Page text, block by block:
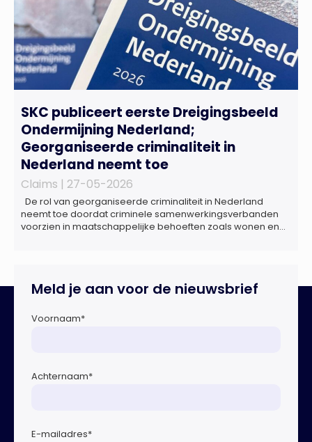
SKC publiceert eerste Dreigingsbeeld
Ondermijning Nederland;
Georganiseerde criminaliteit in
Nederland neemt toe
Claims | 27-05-2026
De rol van georganiseerde criminaliteit in Nederland
neemt toe doordat criminele samenwerkingsverbanden
voorzien in maatschappelijke behoeften zoals wonen en
rapport geschreven door het Strategisch Kenniscentrum
Ondermijnende […]
Meld je aan voor de nieuwsbrief
Voornaam*
Achternaam*
E-mailadres*